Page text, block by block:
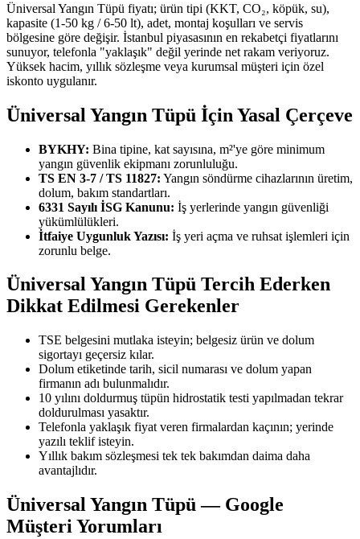
Üniversal Yangın Tüpü fiyatı; ürün tipi (KKT, CO₂, köpük, su),
kapasite (1-50 kg / 6-50 lt), adet, montaj koşulları ve servis
bölgesine göre değişir. İstanbul piyasasının en rekabetçi fiyatlarını
sunuyor, telefonla "yaklaşık" değil yerinde net rakam veriyoruz.
Yüksek hacim, yıllık sözleşme veya kurumsal müşteri için özel
iskonto uygulanır.
Üniversal Yangın Tüpü İçin Yasal Çerçeve
BYKHY: Bina tipine, kat sayısına, m²'ye göre minimum
yangın güvenlik ekipmanı zorunluluğu.
TS EN 3-7 / TS 11827: Yangın söndürme cihazlarının üretim,
dolum, bakım standartları.
6331 Sayılı İSG Kanunu: İş yerlerinde yangın güvenliği
yükümlülükleri.
İtfaiye Uygunluk Yazısı: İş yeri açma ve ruhsat işlemleri için
zorunlu belge.
Üniversal Yangın Tüpü Tercih Ederken
Dikkat Edilmesi Gerekenler
TSE belgesini mutlaka isteyin; belgesiz ürün ve dolum
sigortayı geçersiz kılar.
Dolum etiketinde tarih, sicil numarası ve dolum yapan
firmanın adı bulunmalıdır.
10 yılını doldurmuş tüpün hidrostatik testi yapılmadan tekrar
doldurulması yasaktır.
Telefonla yaklaşık fiyat veren firmalardan kaçının; yerinde
yazılı teklif isteyin.
Yıllık bakım sözleşmesi tek tek bakımdan daima daha
avantajlıdır.
Üniversal Yangın Tüpü — Google
Müşteri Yorumları